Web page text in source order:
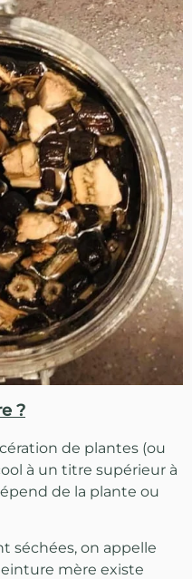
?
de plantes (ou
à un titre supérieur à
de la plante ou
séchées, on appelle
mère existe